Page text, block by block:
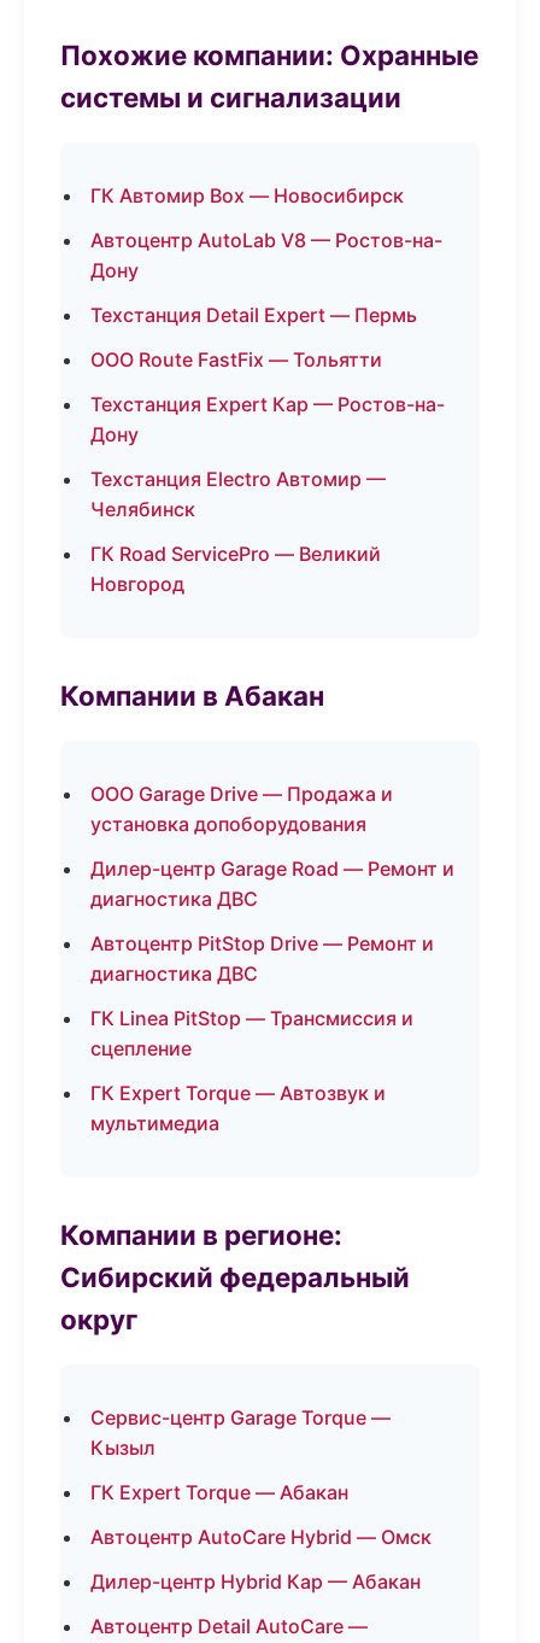
Похожие компании: Охранные
системы и сигнализации
ГК Автомир Box — Новосибирск
Автоцентр AutoLab V8 — Ростов-на-
Дону
Техстанция Detail Expert — Пермь
ООО Route FastFix — Тольятти
Техстанция Expert Кар — Ростов-на-
Дону
Техстанция Electro Автомир —
Челябинск
ГК Road ServicePro — Великий
Новгород
Компании в Абакан
ООО Garage Drive — Продажа и
установка допоборудования
Дилер-центр Garage Road — Ремонт и
диагностика ДВС
Автоцентр PitStop Drive — Ремонт и
диагностика ДВС
ГК Linea PitStop — Трансмиссия и
сцепление
ГК Expert Torque — Автозвук и
мультимедиа
Компании в регионе:
Сибирский федеральный
округ
Сервис-центр Garage Torque —
Кызыл
ГК Expert Torque — Абакан
Автоцентр AutoCare Hybrid — Омск
Дилер-центр Hybrid Кар — Абакан
Автоцентр Detail AutoCare —